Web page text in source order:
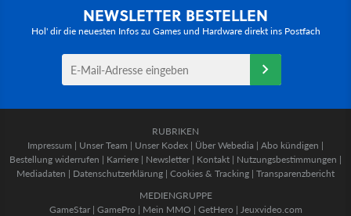
NEWSLETTER BESTELLEN
Hol' dir die neuesten Infos zu Games und Hardware direkt ins Postfach
RUBRIKEN
Impressum | Unser Team | Unser Kodex | Über Webedia | Abo kündigen |
Bestellung widerrufen | Karriere | Newsletter | Kontakt | Nutzungsbestimmungen |
Mediadaten | Datenschutzerklärung | Cookies & Tracking | Transparenzbericht
MEDIENGRUPPE
GameStar| GamePro | Mein MMO | GetHero | Jeuxvideo.com